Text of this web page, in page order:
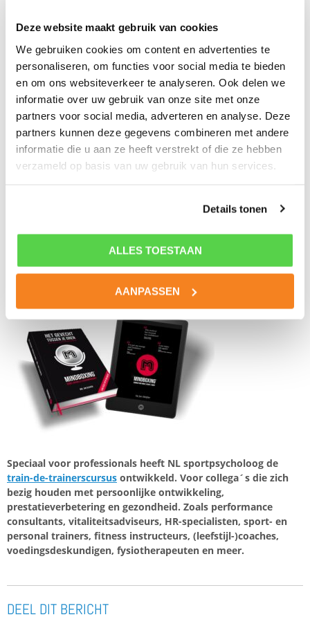
Deze website maakt gebruik van cookies
We gebruiken cookies om content en advertenties te
personaliseren, om functies voor social media te bieden
en om ons websiteverkeer te analyseren. Ook delen we
informatie over uw gebruik van onze site met onze
partners voor social media, adverteren en analyse. Deze
partners kunnen deze gegevens combineren met andere
informatie die u aan ze heeft verstrekt of die ze hebben
verzameld op basis van uw gebruik van hun services.
Details tonen
ALLES TOESTAAN
AANPASSEN
OPLAADTIP NL SPORTPSYCHOLOOG: DE WEG NAAR
OPTIMALE PRESTATIE
Een sportpsycholoog kan je dus begeleiden op weg naar jouw
optimale prestatie. Je krijgt informatie en tools aangereikt
waarmee je aan de slag kunt gaan. Die toepassing doe je zelf.
Dit werkt hetzelfde als bij fysiek trainen. Je kunt een
trainingsschema, de benodigde apparaten en informatie over
de juiste voeding krijgen, en daarmee moet je zelf aan de slag
gaan om daadwerkelijk fitter te worden!
NLsportpsycholoog bij jou in de buurt helpt je graag op weg
online invullen of de Drie Batterijen® app
op je telefoon installeren (AndroidofiPhone
boek Mindboxingvan NL sportpsycholoog Jan Sleijfer, met 76
tips en 24 ondersteunende filmpjes.
Speciaal voor professionals heeft NL sportpsycholoog de
train-de-trainerscursus ontwikkeld. Voor collega´s die zich
bezig houden met persoonlijke ontwikkeling,
prestatieverbetering en gezondheid. Zoals performance
consultants, vitaliteitsadviseurs, HR-specialisten, sport- en
personal trainers, fitness instructeurs, (leefstijl-)coaches,
voedingsdeskundigen, fysiotherapeuten en meer.
DEEL DIT BERICHT